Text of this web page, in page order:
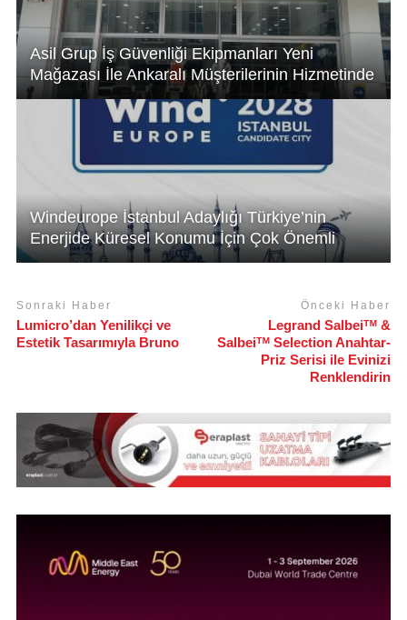
Asil Grup İş Güvenliği Ekipmanları Yeni
Mağazası İle Ankaralı Müşterilerinin Hizmetinde
Windeurope İstanbul Adaylığı Türkiye’nin
Enerjide Küresel Konumu İçin Çok Önemli
Sonraki Haber
Lumicro’dan Yenilikçi ve
Estetik Tasarımıyla Bruno
Önceki Haber
Legrand Salbeiᵀᴹ &
Salbeiᵀᴹ Selection Anahtar-
Priz Serisi ile Evinizi
Renklendirin